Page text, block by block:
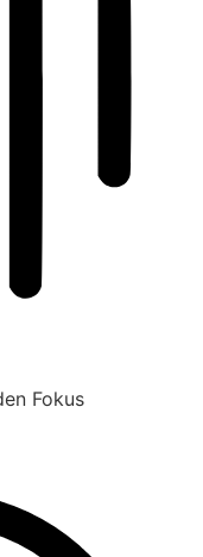
Fokus